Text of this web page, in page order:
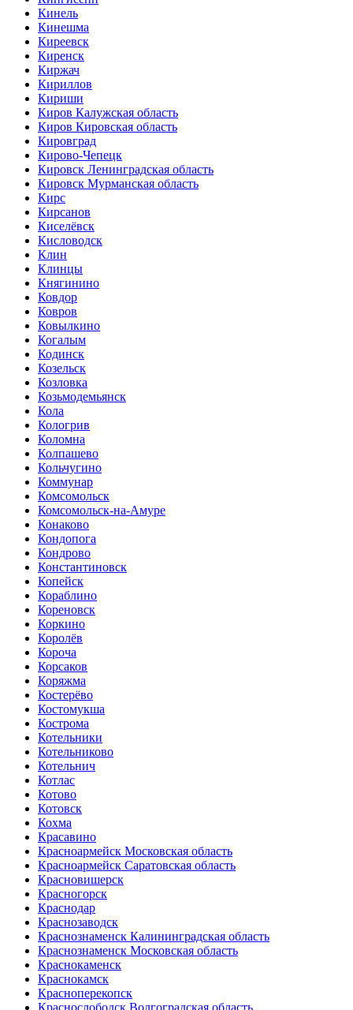
Кинель
Кинешма
Киреевск
Киренск
Киржач
Кириллов
Кириши
Киров Калужская область
Киров Кировская область
Кировград
Кирово-Чепецк
Кировск Ленинградская область
Кировск Мурманская область
Кирс
Кирсанов
Киселёвск
Кисловодск
Клин
Клинцы
Княгинино
Ковдор
Ковров
Ковылкино
Когалым
Кодинск
Козельск
Козловка
Козьмодемьянск
Кола
Кологрив
Коломна
Колпашево
Кольчугино
Коммунар
Комсомольск
Комсомольск-на-Амуре
Конаково
Кондопога
Кондрово
Константиновск
Копейск
Кораблино
Кореновск
Коркино
Королёв
Короча
Корсаков
Коряжма
Костерёво
Костомукша
Кострома
Котельники
Котельниково
Котельнич
Котлас
Котово
Котовск
Кохма
Красавино
Красноармейск Московская область
Красноармейск Саратовская область
Красновишерск
Красногорск
Краснодар
Краснозаводск
Краснознаменск Калининградская область
Краснознаменск Московская область
Краснокаменск
Краснокамск
Красноперекопск
Краснослободск Волгоградская область